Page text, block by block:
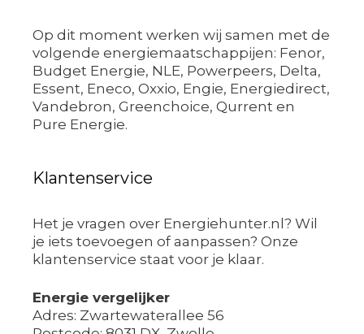
Op dit moment werken wij samen met de
volgende energiemaatschappijen: Fenor,
Budget Energie, NLE, Powerpeers, Delta,
Essent, Eneco, Oxxio, Engie, Energiedirect,
Vandebron, Greenchoice, Qurrent en
Pure Energie.
Klantenservice
Het je vragen over Energiehunter.nl? Wil
je iets toevoegen of aanpassen? Onze
klantenservice staat voor je klaar.
Energie vergelijker
Adres: Zwartewaterallee 56